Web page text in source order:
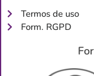
Termos de uso
Form. RGPD